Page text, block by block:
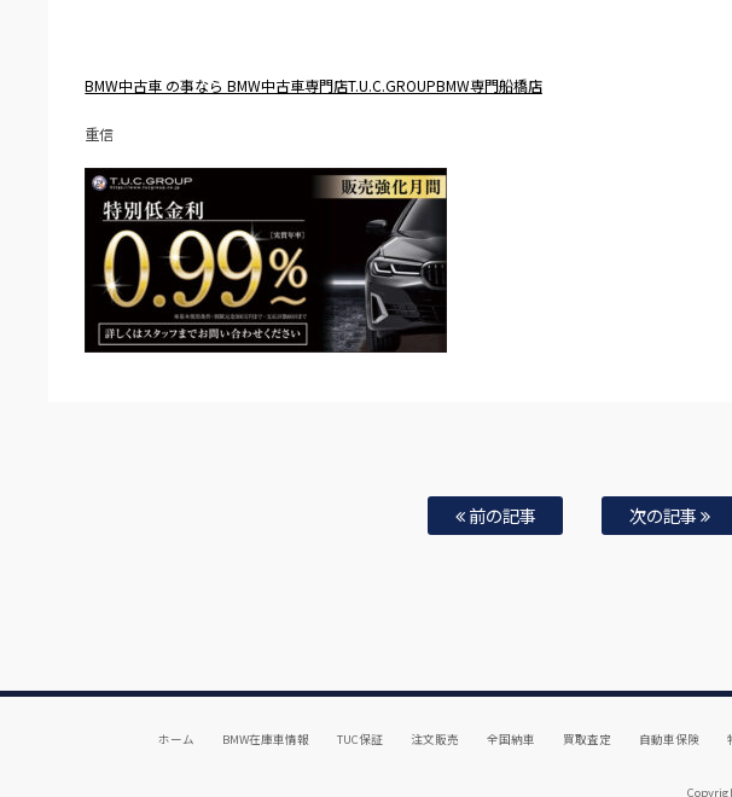
BMW中古車 の事なら BMW中古車専門店T.U.C.GROUPBMW専門船橋店
重信
前の記事 次の記事
ホーム BMW在庫車情報 TUC保証 注文販売 全国納車 買取査定 自動車保険